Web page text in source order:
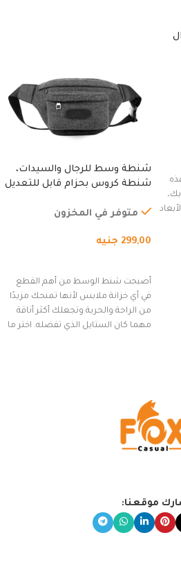
شنطة وسط للرجال والسيدات،
شنطة كروس بحزام قابل للتعديل
السفر، الجري العادي، المشي
(رمادي)
متوفر في المخزون
299,00 جنيه
أصبحت شنط الوسط من أهم القطع
في أي خزانة ملابس لأنها تمنحك مزيدًا
من الراحة والحرية وتجعلك أكثر أناقة
مهما كان الستايل الذي تفضله. اختر ما
موقعنا: